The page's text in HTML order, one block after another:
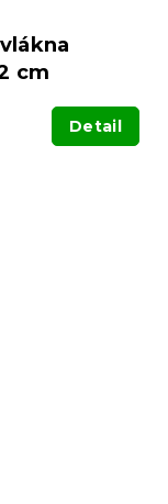
cm
Detail